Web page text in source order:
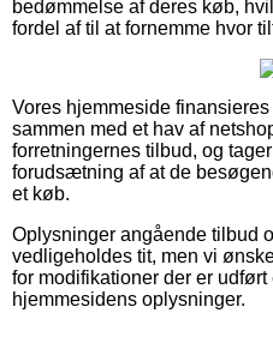
bedømmelse af deres køb,
fordel af til at fornemme hvor
Vores hjemmeside
sammen med et hav af
forretningernes tilbud, og
forudsætning af at de
et køb.
Oplysninger angående tilbud
vedligeholdes tit, men vi
for modifikationer der er
hjemmesidens oplysninger.